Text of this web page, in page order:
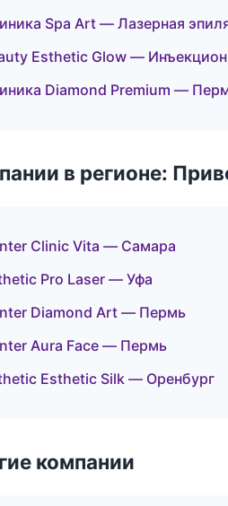
Spa Art — Лазерная
Esthetic Glow —
Diamond Premium —
в регионе:
Clinic Vita — Самара
Pro Laser — Уфа
Diamond Art — Пермь
Aura Face — Пермь
Esthetic Silk — Оренбург
компании